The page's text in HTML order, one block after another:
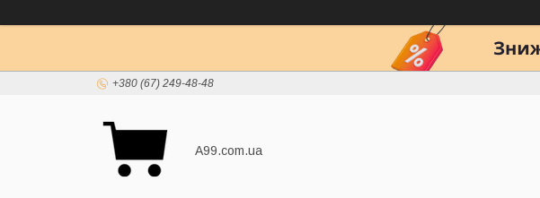
+380 (67) 249-48-48
A99.com.ua